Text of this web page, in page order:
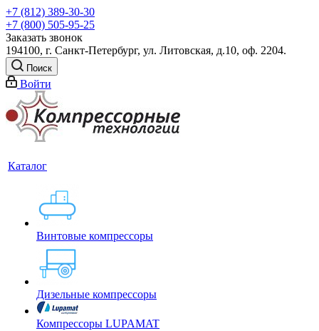
+7 (812) 389-30-30
+7 (800) 505-95-25
Заказать звонок
194100, г. Санкт-Петербург, ул. Литовская, д.10, оф. 2204.
Поиск
Войти
Каталог
Винтовые компрессоры
Дизельные компрессоры
Компрессоры LUPAMAT